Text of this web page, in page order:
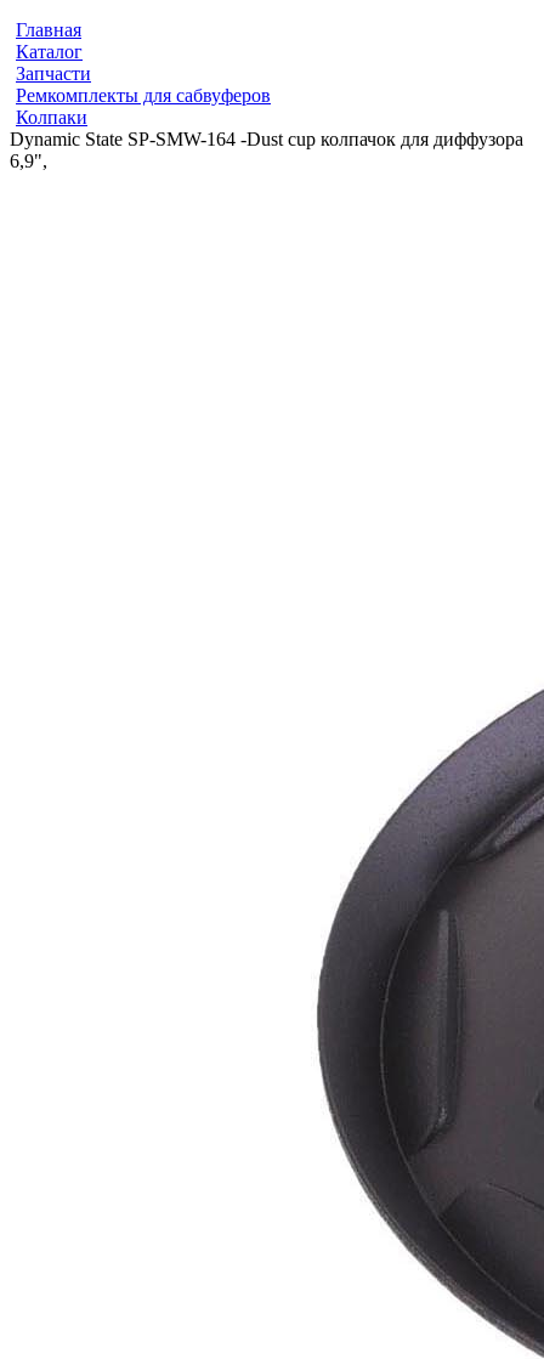
Главная
Каталог
Запчасти
Ремкомплекты для сабвуферов
Колпаки
Dynamic State SP-SMW-164 -Dust cup колпачок для диффузора
6,9",